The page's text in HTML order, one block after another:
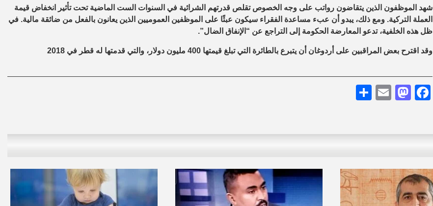
شهد الموظفون الذين يتقاضون رواتب على وجه الخصوص تقلص قدرتهم الشرائية في السنوات الست الماضية تحت تأثير انخفاض قيمة
العملة التركية. ومع ذلك، يبدو أن عبء مساعدة الفقراء سيكون عبئًا على الموظفين العموميين الذين يعانون بالفعل من ضائقة مالية. في
ظل هذه الخلفية، تدعو المعارضة الحكومة إلى التراجع عن “الإنفاق الضال”.
وقد اقترح بعض المراقبين على أردوغان أن يتبرع بالطائرة التي تبلغ قيمتها 400 مليون دولار، والتي قدمتها له قطر في 2018
Facebook
Mastodon
Email